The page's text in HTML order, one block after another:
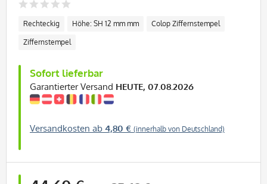
Rechteckig Höhe: SH 12 mm mm Colop Ziffernstempel
Ziffernstempel
Sofort lieferbar
Garantierter Versand HEUTE, 07.08.2026
Versandkosten ab 4,80 € (innerhalb von Deutschland)